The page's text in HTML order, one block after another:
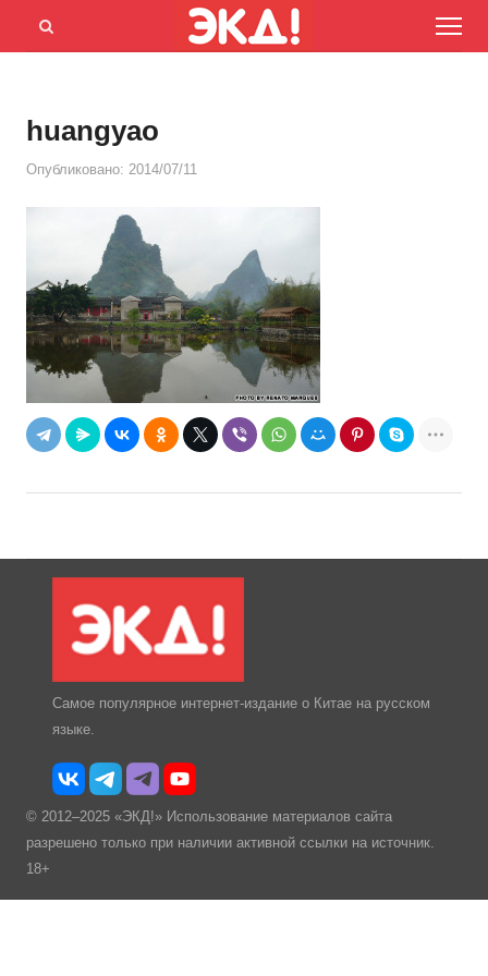
Menu
Открыть
huangyao
Опубликовано: 2014/07/11
Самое популярное интернет-издание о Китае на русском
языке.
© 2012–2025 «ЭКД!» Использование материалов сайта
разрешено только при наличии активной ссылки на источник.
18+